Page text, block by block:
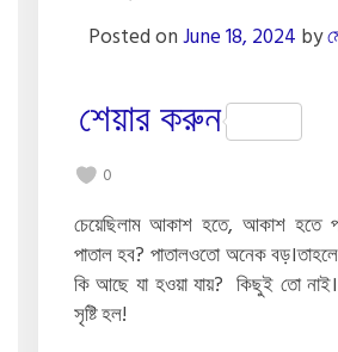
Posted onJune 18, 2024 by
শেয়ার করুন
0
চেয়েছিলাম আকাশ হতে, আকাশ হতে
পাতাল হব? পাতালওতো অনেক
কি আছে যা হওয়া যায়? কিছুই তো
সৃষ্টি হল!